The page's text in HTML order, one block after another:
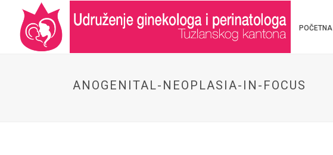
POČETNA
ANOGENITAL-NEOPLASIA-IN-FOCUS